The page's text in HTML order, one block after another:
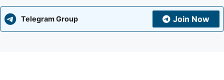
Telegram Group Join Now